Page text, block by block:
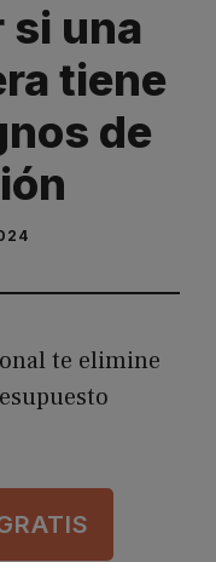
si una
tiene
de
te elimine